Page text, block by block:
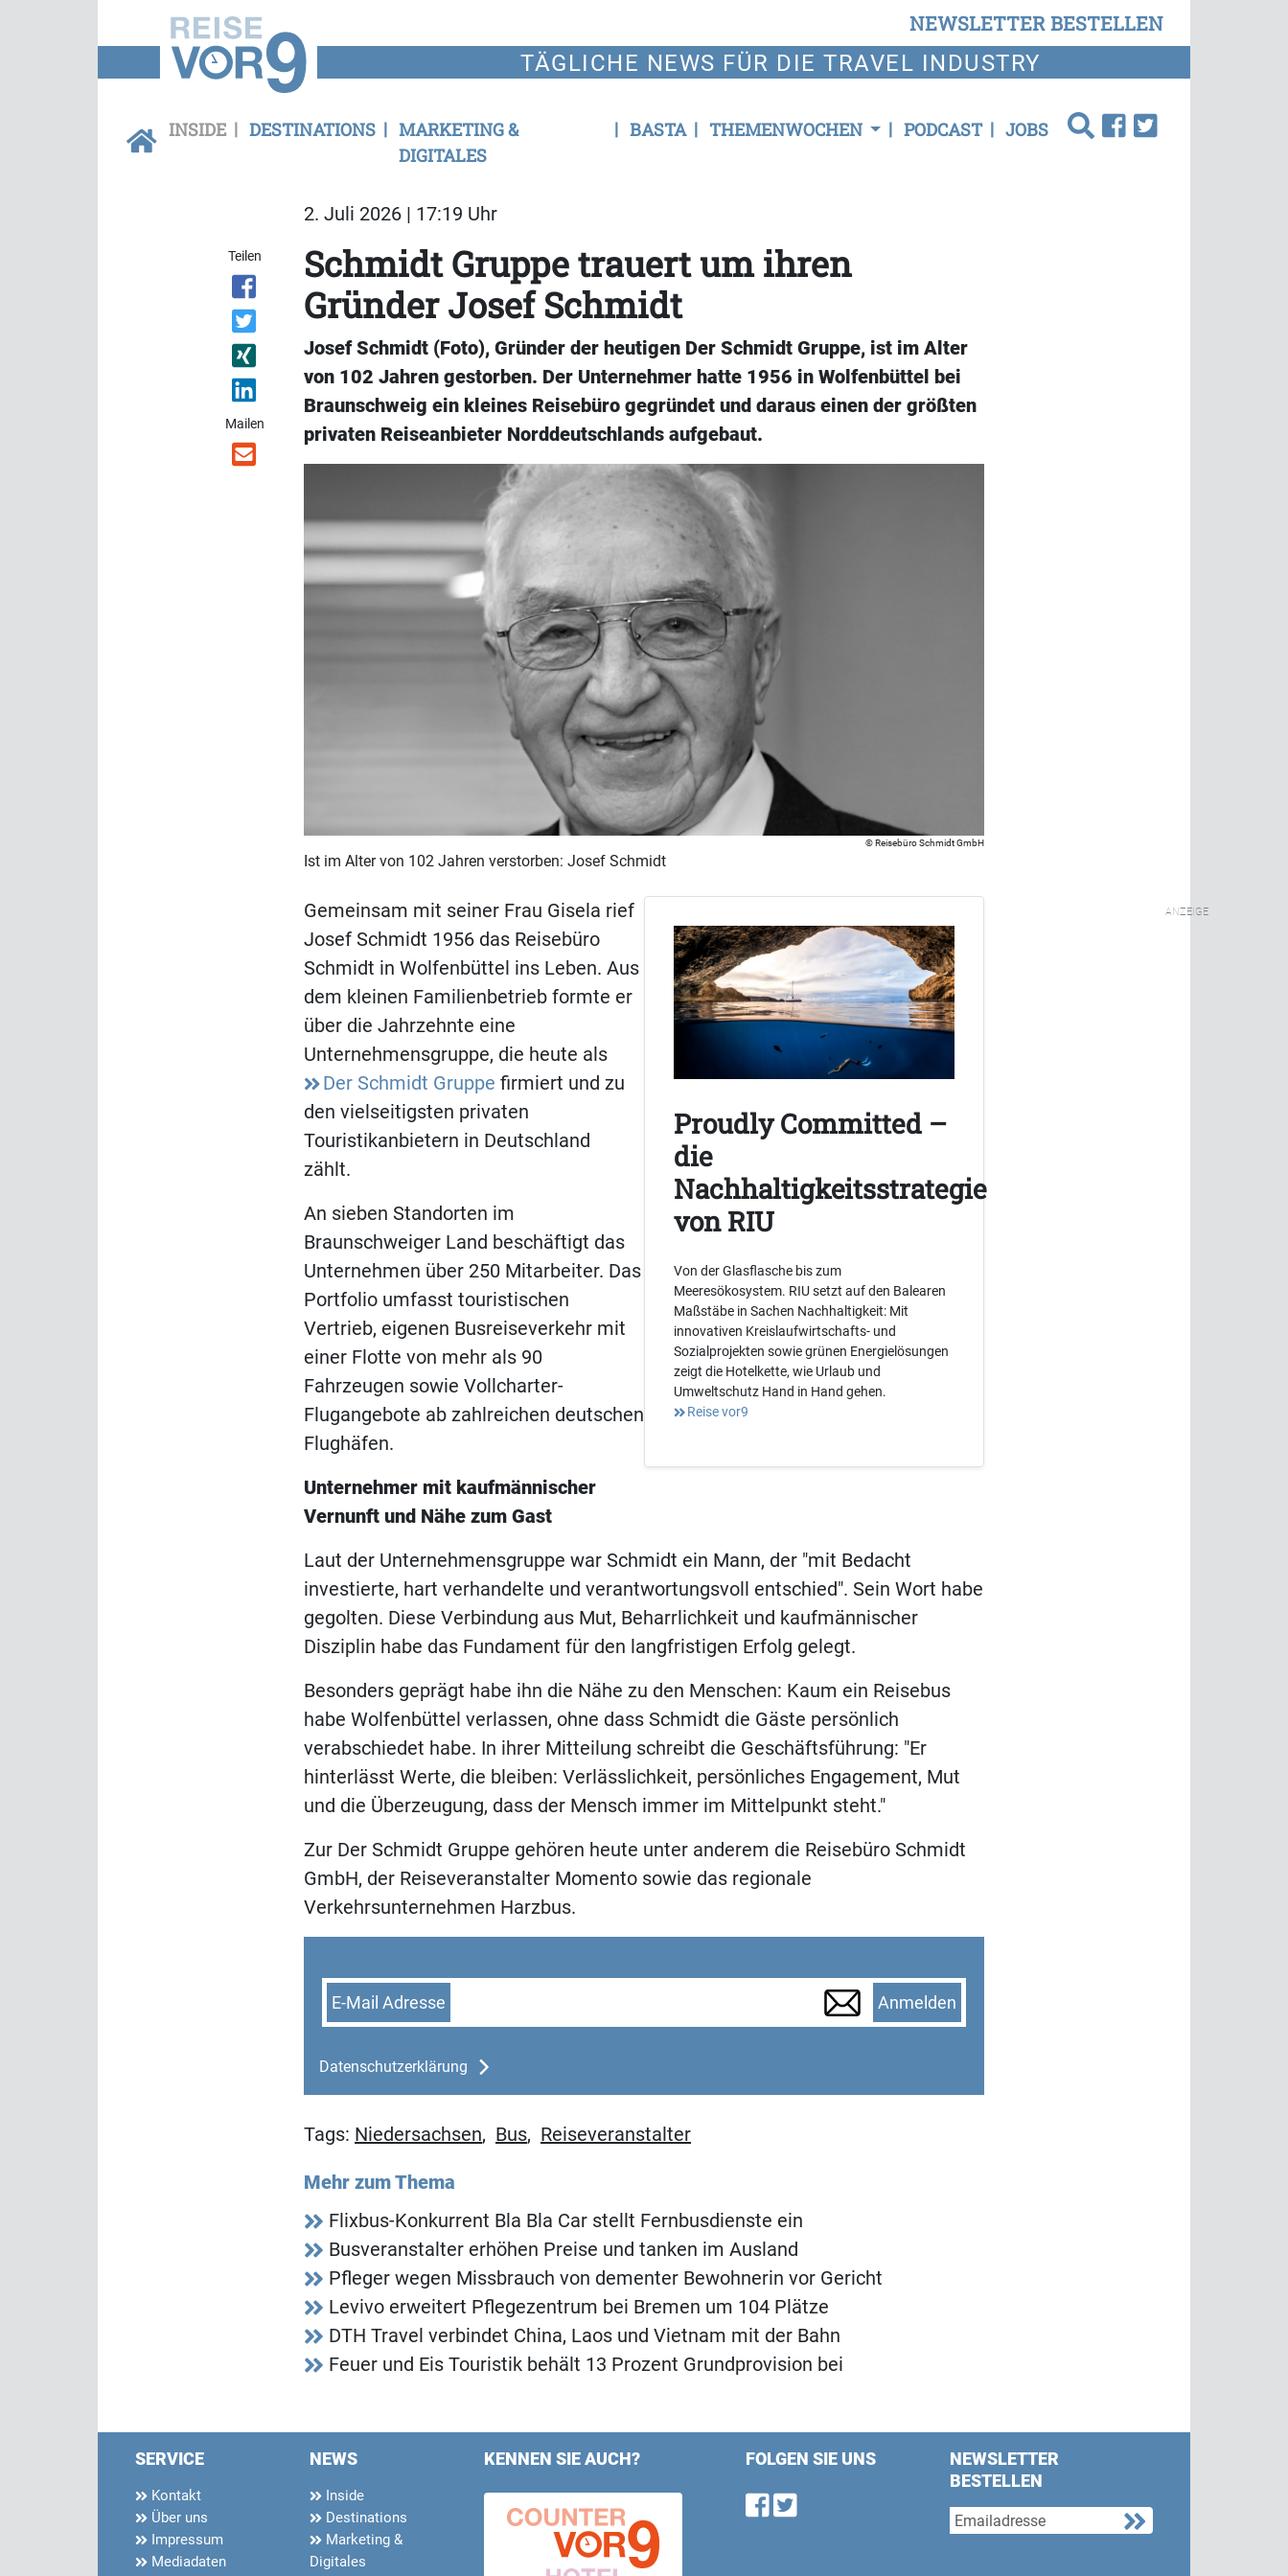
NEWSLETTER BESTELLEN
TÄGLICHE NEWS FÜR DIE TRAVEL INDUSTRY
INSIDE DESTINATIONS
MARKETING &
DIGITALES
BASTA THEMENWOCHEN PODCAST JOBS
2. Juli 2026 | 17:19 Uhr
Teilen
Mailen
Schmidt Gruppe trauert um ihren
Gründer Josef Schmidt
Josef Schmidt (Foto), Gründer der heutigen Der Schmidt Gruppe, ist im Alter
von 102 Jahren gestorben. Der Unternehmer hatte 1956 in Wolfenbüttel bei
Braunschweig ein kleines Reisebüro gegründet und daraus einen der größten
privaten Reiseanbieter Norddeutschlands aufgebaut.
Reisebüro Schmidt GmbH
Ist im Alter von 102 Jahren verstorben: Josef Schmidt
ANZEIGE
Proudly Committed –
die
Nachhaltigkeitsstrategie
von RIU
Von der Glasflasche bis zum
Meeresökosystem. RIU setzt auf den Balearen
Maßstäbe in Sachen Nachhaltigkeit: Mit
innovativen Kreislaufwirtschafts- und
Sozialprojekten sowie grünen Energielösungen
zeigt die Hotelkette, wie Urlaub und
Umweltschutz Hand in Hand gehen.
Reise vor9
Gemeinsam mit seiner Frau Gisela rief
Josef Schmidt 1956 das Reisebüro
Schmidt in Wolfenbüttel ins Leben. Aus
dem kleinen Familienbetrieb formte er
über die Jahrzehnte eine
Unternehmensgruppe, die heute als
Der Schmidt Gruppe firmiert und zu
den vielseitigsten privaten
Touristikanbietern in Deutschland
zählt.
An sieben Standorten im
Braunschweiger Land beschäftigt das
Unternehmen über 250 Mitarbeiter. Das
Portfolio umfasst touristischen
Vertrieb, eigenen Busreiseverkehr mit
einer Flotte von mehr als 90
Fahrzeugen sowie Vollcharter-
Flugangebote ab zahlreichen deutschen
Flughäfen.
Unternehmer mit kaufmännischer
Vernunft und Nähe zum Gast
Laut der Unternehmensgruppe war Schmidt ein Mann, der "mit Bedacht
investierte, hart verhandelte und verantwortungsvoll entschied". Sein Wort habe
gegolten. Diese Verbindung aus Mut, Beharrlichkeit und kaufmännischer
Disziplin habe das Fundament für den langfristigen Erfolg gelegt.
Besonders geprägt habe ihn die Nähe zu den Menschen: Kaum ein Reisebus
habe Wolfenbüttel verlassen, ohne dass Schmidt die Gäste persönlich
verabschiedet habe. In ihrer Mitteilung schreibt die Geschäftsführung: "Er
hinterlässt Werte, die bleiben: Verlässlichkeit, persönliches Engagement, Mut
und die Überzeugung, dass der Mensch immer im Mittelpunkt steht."
Zur Der Schmidt Gruppe gehören heute unter anderem die Reisebüro Schmidt
GmbH, der Reiseveranstalter Momento sowie das regionale
Verkehrsunternehmen Harzbus.
E-Mail Adresse Anmelden
Datenschutzerklärung
Tags: Niedersachsen, Bus, Reiseveranstalter
Mehr zum Thema
Flixbus-Konkurrent Bla Bla Car stellt Fernbusdienste ein
Busveranstalter erhöhen Preise und tanken im Ausland
Pfleger wegen Missbrauch von dementer Bewohnerin vor Gericht
Levivo erweitert Pflegezentrum bei Bremen um 104 Plätze
DTH Travel verbindet China, Laos und Vietnam mit der Bahn
Feuer und Eis Touristik behält 13 Prozent Grundprovision bei
SERVICE
Kontakt
Über uns
Impressum
Mediadaten
NEWS
Inside
Destinations
Marketing &
Digitales
KENNEN SIE AUCH? FOLGEN SIE UNS
Find us on Facebook
Follow us on Twitter
NEWSLETTER
BESTELLEN